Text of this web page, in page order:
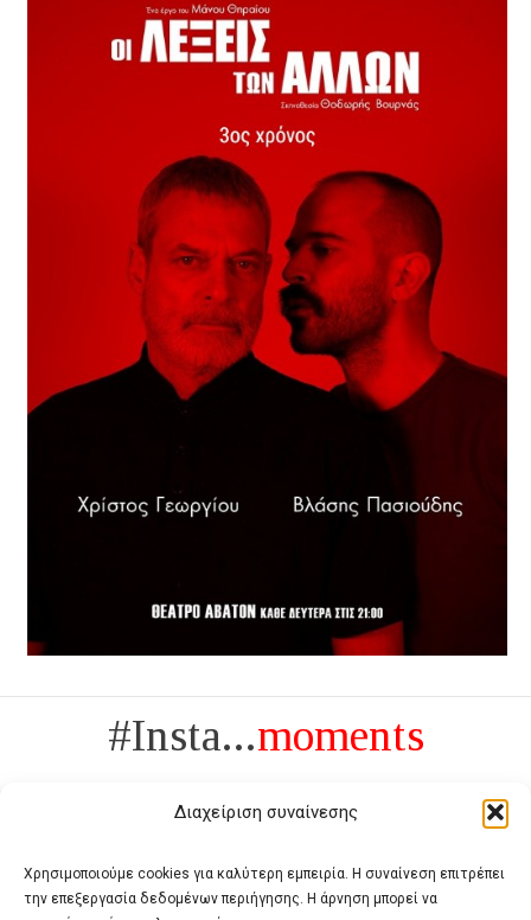
Διαχείριση συναίνεσης
Χρησιμοποιούμε cookies για καλύτερη εμπειρία. Η συναίνεση επιτρέπει
την επεξεργασία δεδομένων περιήγησης. Η άρνηση μπορεί να
#Insta...moments